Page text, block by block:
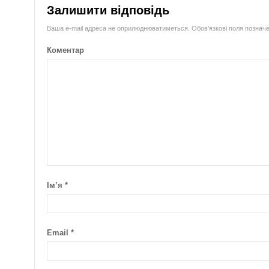
Залишити відповідь
Ваша e-mail адреса не оприлюднюватиметься. Обов’язкові поля
Коментар
Ім’я *
Email *